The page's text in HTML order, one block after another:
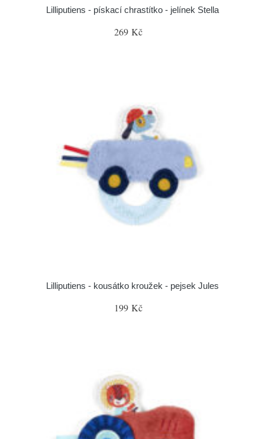
Lilliputiens - pískací chrastítko - jelínek Stella
269 Kč
Lilliputiens - kousátko kroužek - pejsek Jules
199 Kč